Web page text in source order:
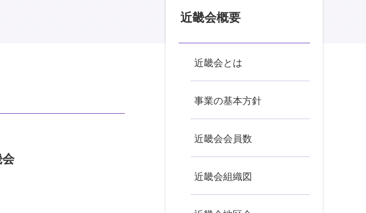
会
近畿会概要
近畿会とは
事業の基本方針
近畿会会員数
近畿会組織図